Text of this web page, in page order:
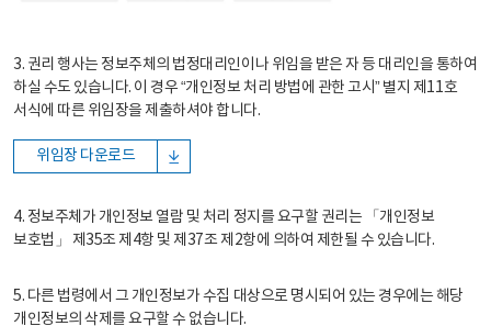
3. 권리 행사는 정보주체의 법정대리인이나 위임을 받은 자 등 대리인을 통하여
하실 수도 있습니다. 이 경우 “개인정보 처리 방법에 관한 고시” 별지 제11호
서식에 따른 위임장을 제출하셔야 합니다.
위임장 다운로드
4. 정보주체가 개인정보 열람 및 처리 정지를 요구할 권리는 「개인정보
보호법」 제35조 제4항 및 제37조 제2항에 의하여 제한될 수 있습니다.
5. 다른 법령에서 그 개인정보가 수집 대상으로 명시되어 있는 경우에는 해당
개인정보의 삭제를 요구할 수 없습니다.